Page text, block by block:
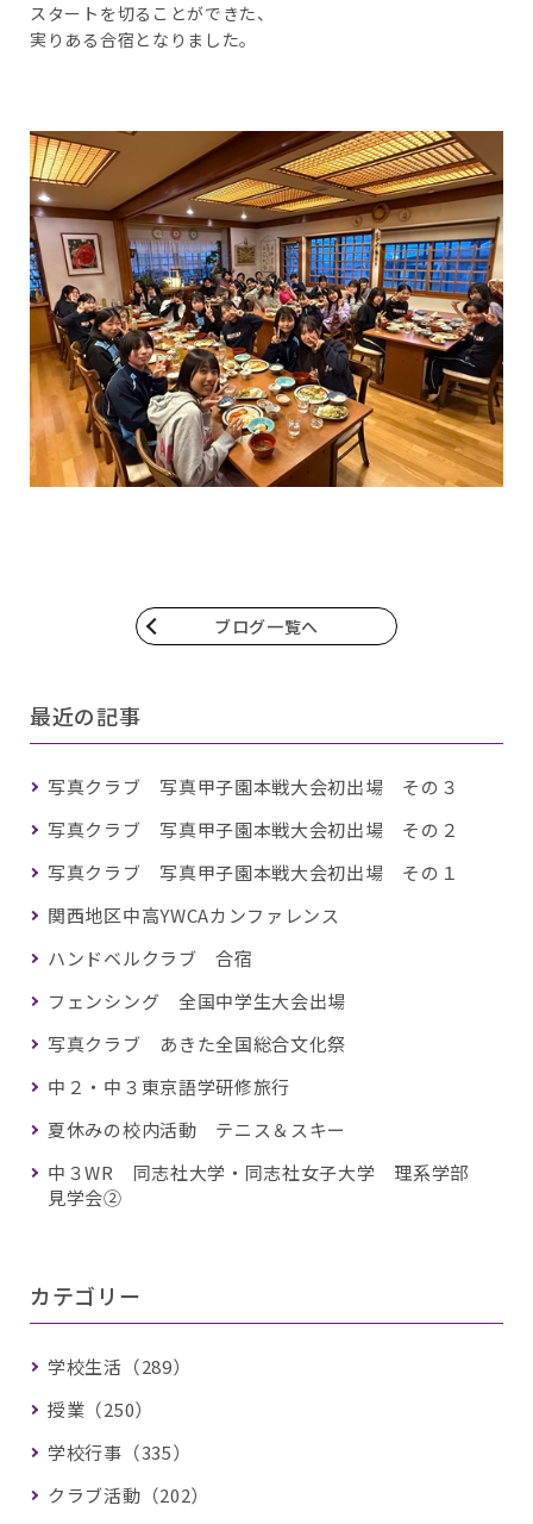
スタートを切ることができた、
実りある合宿となりました。
ブログ一覧へ
最近の記事
写真クラブ 写真甲子園本戦大会初出場 その３
写真クラブ 写真甲子園本戦大会初出場 その２
写真クラブ 写真甲子園本戦大会初出場 その１
関西地区中高YWCAカンファレンス
ハンドベルクラブ 合宿
フェンシング 全国中学生大会出場
写真クラブ あきた全国総合文化祭
中２・中３東京語学研修旅行
夏休みの校内活動 テニス＆スキー
中３WR 同志社大学・同志社女子大学 理系学部
見学会②
カテゴリー
学校生活（289）
授業（250）
学校行事（335）
クラブ活動（202）